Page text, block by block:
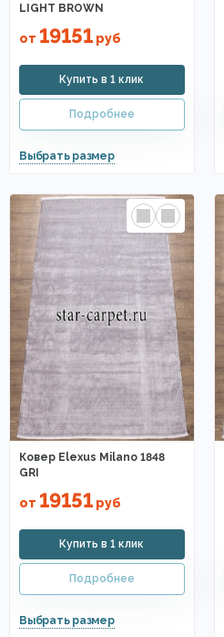
LIGHT BROWN
от 19151 руб
Ковер Elexus Milano 1848
GRI
от 19151 руб